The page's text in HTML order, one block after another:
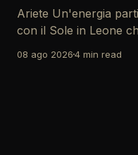
Ariete Un'energia particolare per l'Ariete oggi,
con il Sole in Leone
comunicazione e i
08 ago 20264 min read